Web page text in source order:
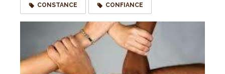
CONSTANCE CONFIANCE